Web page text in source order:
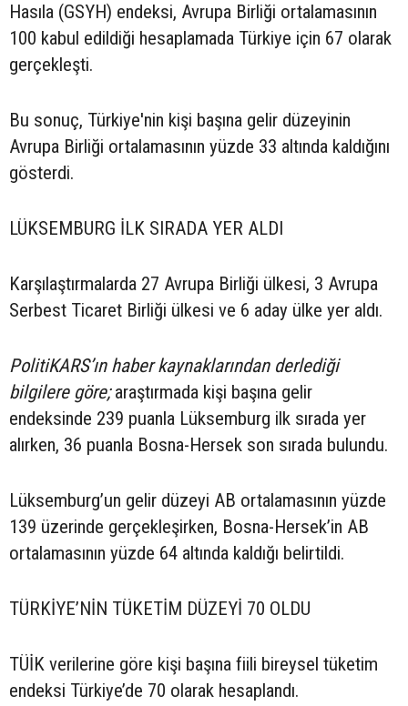
Hasıla (GSYH) endeksi, Avrupa Birliği ortalamasının
100 kabul edildiği hesaplamada Türkiye için 67 olarak
gerçekleşti.
Bu sonuç, Türkiye'nin kişi başına gelir düzeyinin
Avrupa Birliği ortalamasının yüzde 33 altında kaldığını
gösterdi.
LÜKSEMBURG İLK SIRADA YER ALDI
Karşılaştırmalarda 27 Avrupa Birliği ülkesi, 3 Avrupa
Serbest Ticaret Birliği ülkesi ve 6 aday ülke yer aldı.
PolitiKARS’ın haber kaynaklarından derlediği
bilgilere göre;araştırmada kişi başına gelir
endeksinde 239 puanla Lüksemburg ilk sırada yer
alırken, 36 puanla Bosna-Hersek son sırada bulundu.
Lüksemburg’un gelir düzeyi AB ortalamasının yüzde
139 üzerinde gerçekleşirken, Bosna-Hersek’in AB
ortalamasının yüzde 64 altında kaldığı belirtildi.
TÜRKİYE’NİN TÜKETİM DÜZEYİ 70 OLDU
TÜİK verilerine göre kişi başına fiili bireysel tüketim
endeksi Türkiye’de 70 olarak hesaplandı.